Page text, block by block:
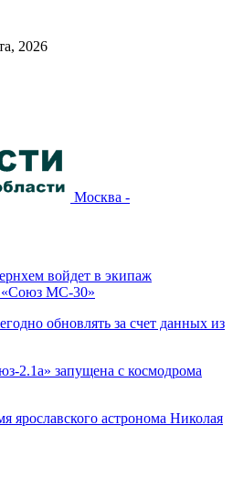
2026
Москва -
войдет в экипаж
«Союз МС-30»
обновлять за счет данных из
2.1а» запущена с космодрома
ярославского астронома Николая